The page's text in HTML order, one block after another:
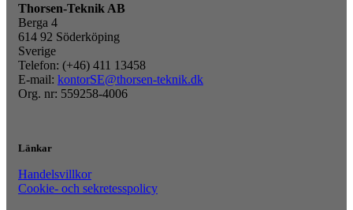
Thorsen-Teknik AB
Berga 4
614 92 Söderköping
Sverige
Telefon: (+46) 411 13458
E-mail: kontorSE@thorsen-teknik.dk
Org. nr: 559258-4006
Länkar
Handelsvillkor
Cookie- och sekretesspolicy